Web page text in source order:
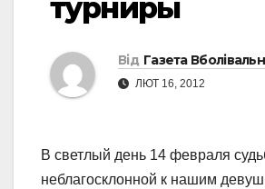
турниры
Від Газета
ЛЮТ 16, 2012
В светлый день 14 февраля
неблагосклонной к нашим